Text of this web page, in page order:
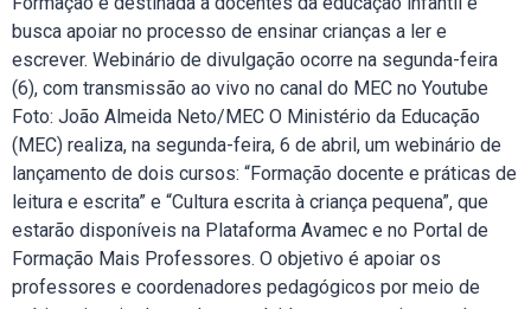
busca apoiar no processo de ensinar crianças a ler e
escrever. Webinário de divulgação ocorre na segunda-feira
(6), com transmissão ao vivo no canal do MEC no Youtube
Foto: João Almeida Neto/MEC O Ministério da Educação
(MEC) realiza, na segunda-feira, 6 de abril, um webinário de
lançamento de dois cursos: “Formação docente e práticas de
leitura e escrita” e “Cultura escrita à criança pequena”, que
estarão disponíveis na Plataforma Avamec e no Portal de
Formação Mais Professores. O objetivo é apoiar os
professores e coordenadores pedagógicos por meio de